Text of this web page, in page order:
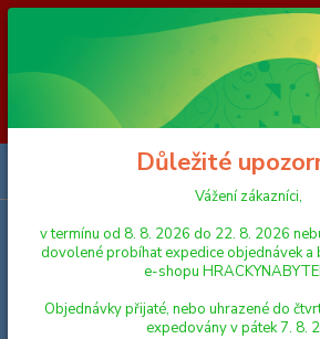
Vážení zákazníci, v termínu od 8. 8. 2026
důvodu čerpání dovolené probíhat expedice
provoz e-shopu HRACKYNABYTEK.CZ.
uhrazené do čtvrtka 6. 8. 2026 budou
Objednávky přijaté, nebo uhrazené od pátku
2026 budou postupně expedovány od pondělí
pochopení
Důležité
Vážení zákazníci,
v termínu od 8. 8. 2026 do 22. 8. 2026
dovolené probíhat expedice objednávek
e-shopu
Objednávky přijaté, nebo uhrazené do
expedovány v pátek 7. 8.